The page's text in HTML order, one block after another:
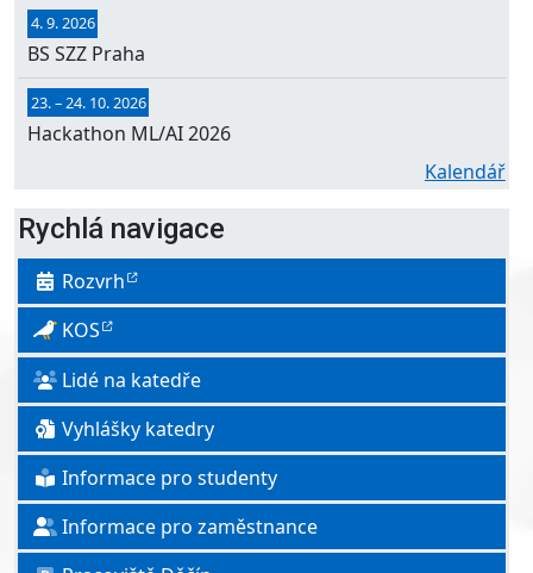
BS SZZ Praha
4. 9. 2026
Hackathon ML/AI 2026
23.–24. 10. 2026
Kalendář
Rychlá navigace
Rozvrh
KOS
Lidé na katedře
Vyhlášky katedry
Informace pro studenty
Informace pro zaměstnance